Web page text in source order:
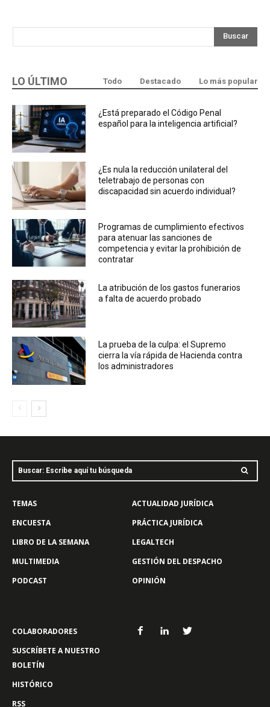
Buscar
LO ÚLTIMO Todo Destacado Lo más popular
¿Está preparado el Código Penal
español para la inteligencia artificial?
¿Es nula la reducción unilateral del
teletrabajo de personas con
discapacidad sin acuerdo individual?
Programas de cumplimiento efectivos
para atenuar las sanciones de
competencia y evitar la prohibición de
contratar
La atribución de los gastos funerarios
a falta de acuerdo probado
La prueba de la culpa: el Supremo
cierra la vía rápida de Hacienda contra
los administradores
Buscar: Escribe aquí tu búsqueda
TEMAS
ENCUESTA
LIBRO DE LA SEMANA
MULTIMEDIA
PODCAST
ACTUALIDAD JURÍDICA
PRÁCTICA JURÍDICA
LEGALTECH
GESTIÓN DEL DESPACHO
OPINIÓN
COLABORADORES
SUSCRÍBETE A NUESTRO
BOLETÍN
HISTÓRICO
RSS